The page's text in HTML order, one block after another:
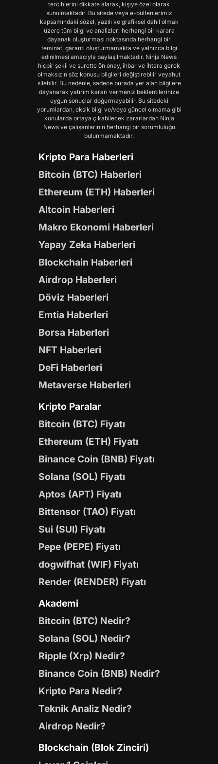
tercihlerini dikkate alarak, kişiye özel olarak
sunulmaktadır. Bu sitede veya e-bültenlerimiz
kapsamındaki sözel, yazılı ve grafiksel dahil olmak
üzere tüm bilgi ve analizler; herhangi bir karara
dayanak oluşturması noktasında herhangi bir
teminat, garanti oluşturmamakta ve yalnızca bilgi
edinilmesi amacıyla paylaşılmaktadır. Ninja News
hiçbir şekil ve surette ön onay, ihbar ve ihtara gerek
olmaksızın söz konusu bilgileri değiştirebilir veyahut
silebilir. Bu nedenle, sadece burada yer alan bilgilere
dayanarak yatırım kararı vermeniz beklentilerinize
uygun sonuçlar doğurmayabilir. Bu sitedeki
yorumlardan, eksik bilgi ve/veya güncel olmama gibi
konularda ortaya çıkabilecek zararlardan Ninja
News ve çalışanlarının herhangi bir sorumluluğu
bulunmamaktadır.
Kripto Para Haberleri
Bitcoin (BTC) Haberleri
Ethereum (ETH) Haberleri
Altcoin Haberleri
Makro Ekonomi Haberleri
Yapay Zeka Haberleri
Blockchain Haberleri
Airdrop Haberleri
Döviz Haberleri
Emtia Haberleri
Borsa Haberleri
NFT Haberleri
DeFi Haberleri
Metaverse Haberleri
Kripto Paralar
Bitcoin (BTC) Fiyatı
Ethereum (ETH) Fiyatı
Binance Coin (BNB) Fiyatı
Solana (SOL) Fiyatı
Aptos (APT) Fiyatı
Bittensor (TAO) Fiyatı
Sui (SUI) Fiyatı
Pepe (PEPE) Fiyatı
dogwifhat (WIF) Fiyatı
Render (RENDER) Fiyatı
Akademi
Bitcoin (BTC) Nedir?
Solana (SOL) Nedir?
Ripple (Xrp) Nedir?
Binance Coin (BNB) Nedir?
Kripto Para Nedir?
Teknik Analiz Nedir?
Airdrop Nedir?
Blockchain (Blok Zinciri)